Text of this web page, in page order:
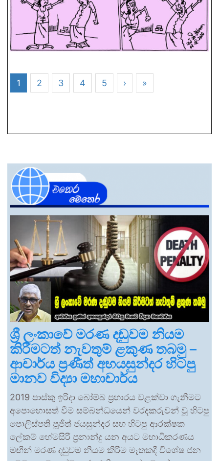
1 2 3 4 5 › »
ශ්‍රී ලංකාවේ මරණ දඬුවම නියම
කිරීමටත් නැවතුම් ළකුණ තබමු –
ආචාර්ය ප්‍රණීත් අභයසුන්දර හිටපු
මානව විද්‍යා මහාචාර්ය
2019 පාස්කු ඉරිදා බෝම්බ ප්‍රහාරය වළක්වා ගැනීමට
අපොහොසත් වීම සම්බන්ධයෙන් වරදකරුවන් වූ හිටපු
පොලිස්පති පූජිත් ජයසුන්දර සහ හිටපු ආරක්ෂක
ලේකම් හේමසිරි ප්‍රනාන්දු යන අයට මහාධිකරණය
මඟින් මරණ දඬුවම නියම කිරීම මෑතකදී විශේෂ ජන